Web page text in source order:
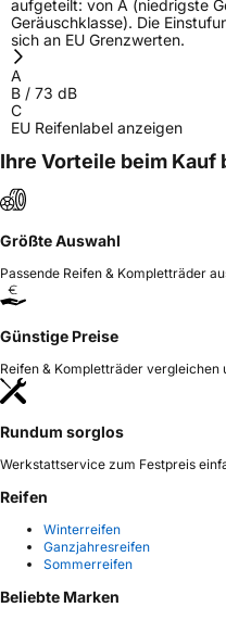
aufgeteilt: von A (niedrigste
Geräuschklasse). Die
sich an EU Grenzwerten.
A
B / 73 dB
C
EU Reifenlabel anzeigen
Ihre Vorteile beim Kauf
Größte Auswahl
Passende Reifen & Kompletträder
Günstige Preise
Reifen & Kompletträder vergleichen
Rundum sorglos
Werkstattservice zum Festpreis
Reifen
Winterreifen
Ganzjahresreifen
Sommerreifen
Beliebte Marken